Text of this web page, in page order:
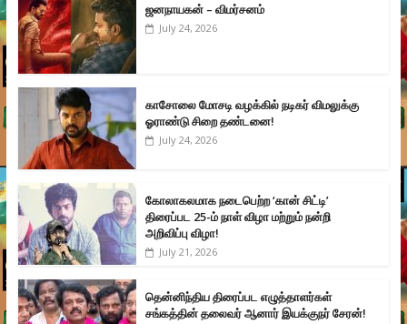
ஜனநாயகன் – விமர்சனம்
July 24, 2026
காசோலை மோசடி வழக்கில் நடிகர் விமலுக்கு
ஓராண்டு சிறை தண்டனை!
July 24, 2026
கோலாகலமாக நடைபெற்ற ‘கான் சிட்டி’
திரைப்பட 25-ம் நாள் விழா மற்றும் நன்றி
அறிவிப்பு விழா!
July 21, 2026
தென்னிந்திய திரைப்பட எழுத்தாளர்கள்
சங்கத்தின் தலைவர் ஆனார் இயக்குநர் சேரன்!